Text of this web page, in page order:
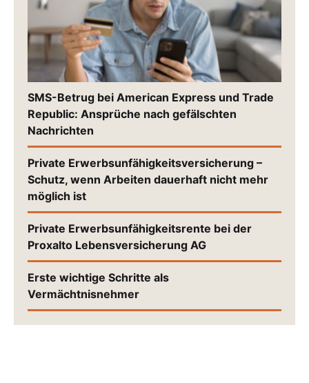
SMS-Betrug bei American Express und Trade
Republic: Ansprüche nach gefälschten
Nachrichten
Private Erwerbsunfähigkeitsversicherung –
Schutz, wenn Arbeiten dauerhaft nicht mehr
möglich ist
Private Erwerbsunfähigkeitsrente bei der
Proxalto Lebensversicherung AG
Erste wichtige Schritte als
Vermächtnisnehmer